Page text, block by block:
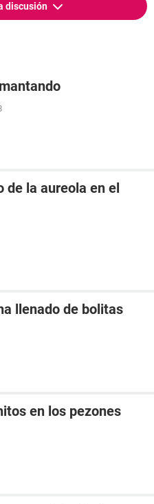
discusión
de la aureola en el
llenado de bolitas
en los pezones